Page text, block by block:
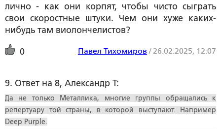
лично - как они корпят, чтобы чисто сыграть
свои скоростные штуки. Чем они хуже каких-
нибудь там виолончелистов?
0 Павел Тихомиров / 26.02.2025, 12:07
9. Ответ на 8, Александр Т:
Да не только Металлика, многие группы обращались к
репертуару той страны, в которой выступают. Например
Deep Purple.